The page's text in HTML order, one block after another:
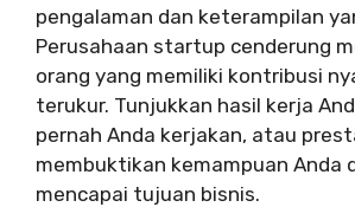
pengalaman dan keterampilan
Perusahaan startup cenderung
orang yang memiliki kontribusi
terukur. Tunjukkan hasil kerja
pernah Anda kerjakan, atau
membuktikan kemampuan Anda
mencapai tujuan bisnis.